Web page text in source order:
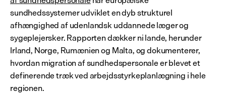
sundhedssystemer udviklet en dyb strukturel
afhængighed af udenlandsk uddannede læger og
sygeplejersker. Rapporten dækker ni lande, herunder
Irland, Norge, Rumænien og Malta, og dokumenterer,
hvordan migration af sundhedspersonale er blevet et
definerende træk ved arbejdsstyrkeplanlægning i hele
regionen.